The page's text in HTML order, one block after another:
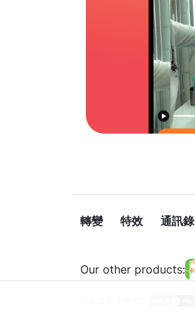
轉變 特效 通訊錄
Our other products: